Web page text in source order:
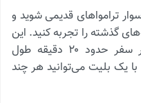
ترامواهای قدیمی شوید و
گذشته را تجربه کنید. این
مسیر حدود ۲ کیلومتر است و هر سفر حدود ۲۰ دقیقه طول
یک بلیت می‌توانید هر چند